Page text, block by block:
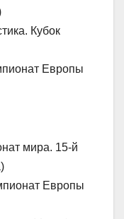
Кубок
Европы
мира. 15-й
Европы